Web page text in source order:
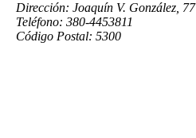
Dirección: Joaquín V. González, 77
Teléfono: 380-4453811
Código Postal: 5300